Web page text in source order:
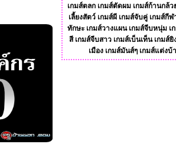
เกมส์ตลก เกมส์ตัดผม เกมส์ก้านกล้ว
เลี้ยงสัตว์ เกมส์ผี เกมส์จับคู่ เกมส์กีฬ
ทักษะ เกมส์วางแผน เกมส์จีบหนุ่ม เ
สี เกมส์จีบสาว เกมส์เบ็นเท็น เกมส์ยิ
เมือง เกมส์มันส์ๆ เกมส์แต่งบ้